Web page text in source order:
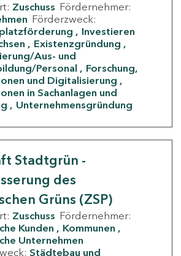
Zuschuss Fördernehmer:
Förderzweck:
Investieren
Existenzgründung
Aus- und
Personal
Forschung,
und Digitalisierung
in Sachanlagen und
Unternehmensgründung
Stadtgrün -
des
Grüns (ZSP)
Zuschuss Fördernehmer:
Kunden
Kommunen
Unternehmen
Städtebau und